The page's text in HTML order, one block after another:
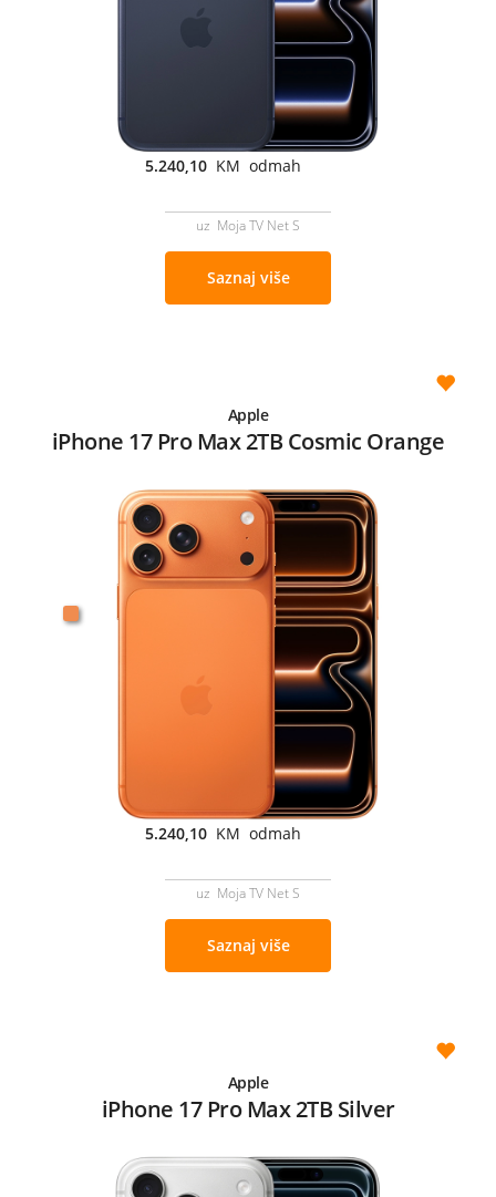
5.240,10 KM odmah
uz Moja TV Net S
Saznaj više
Apple
iPhone 17 Pro Max 2TB Cosmic Orange
5.240,10 KM odmah
uz Moja TV Net S
Saznaj više
Apple
iPhone 17 Pro Max 2TB Silver